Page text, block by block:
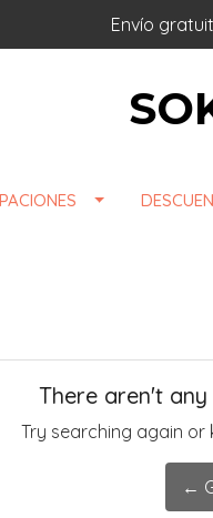
Envío
There aren't
Try searching again or
←